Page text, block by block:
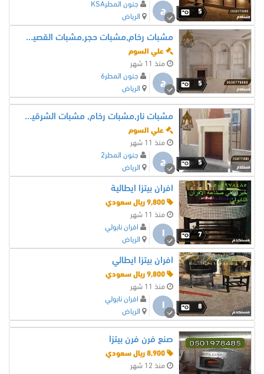
5 ج
جنون المطرKSA
الرياض
5
مشبات رخام,مشبات حجر,مشبات القصيم,مشبات الرياض,مشبات الشرقيه
علي السوم
منذ 11 شهر
ج
جنون المطر6
الرياض
5
مشبات نار,مشبات رخام, مشبات الشرقية, ديكورات مشبات فخمه,صور مشبات
علي السوم
منذ 11 شهر
ج
جنون المطر2
الرياض
7
افران بيتزا ايطالية
منذ 11 شهر
افران نابولي
الرياض
8
افران بيتزا ايطالي
منذ 11 شهر
افران نابولي
الرياض
صنع فرن فرن بيتزا
منذ 12 شهر